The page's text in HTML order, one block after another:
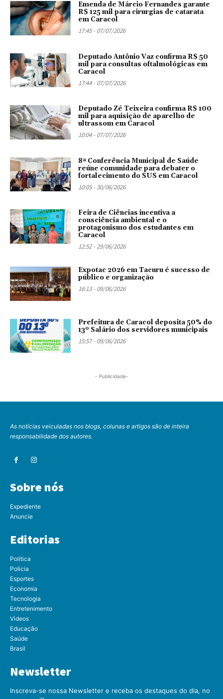
Emenda de Márcio Fernandes garante
R$ 125 mil para cirurgias de catarata
em Caracol
17:45 - 07/07/2026
Deputado Antônio Vaz confirma R$ 50
mil para consultas oftalmológicas em
Caracol
17:44 - 07/07/2026
Deputado Zé Teixeira confirma R$ 100
mil para aquisição de aparelho de
ultrassom em Caracol
10:04 - 07/07/2026
8ª Conferência Municipal de Saúde
reúne comunidade para debater o
fortalecimento do SUS em Caracol
10:05 - 30/06/2026
Feira de Ciências incentiva a
consciência ambiental e o
protagonismo dos estudantes em
Caracol
12:52 - 29/06/2026
Expotac 2026 em Tacuru é sucesso de
público e organização
16:13 - 09/06/2026
Prefeitura de Caracol deposita 50% do
13º Salário dos servidores municipais
15:57 - 09/06/2026
- Publicidade-
As notícias veiculadas nos blogs, colunas e artigos são de inteira
responsabilidade dos autores.
Sobre nós
Expediente
Anuncie
Editorias
Política
Policia
Esportes
Economia
Tecnologia
Entretenimento
Videos
Educação
Saúde
Brasil
Newsletter
Inscreva-se nossa Newsletter e receba os destaques do dia, no